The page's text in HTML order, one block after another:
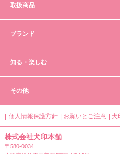
取扱商品
ブランド
知る・楽しむ
その他
個人情報保護方針 お願いとご注意 犬
株式会社犬印本舗
〒580-0034